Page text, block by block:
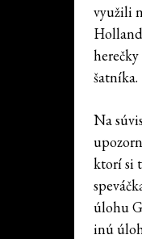
využili
šatníka.
Na
ktorí si
úlohu
inú